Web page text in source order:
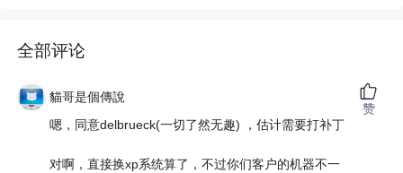
全部评论
貓哥是個傳說
嗯，同意delbrueck(一切了然无趣) ，估计需要打补丁
对啊，直接换xp系统算了，不过你们客户的机器不一
赞